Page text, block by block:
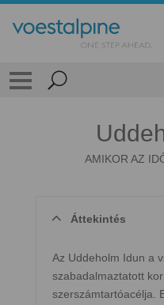
AMIKOR AZ
Áttekintés
Az Uddeholm Idun a
szabadalmaztatott
szerszámtartóacélja.